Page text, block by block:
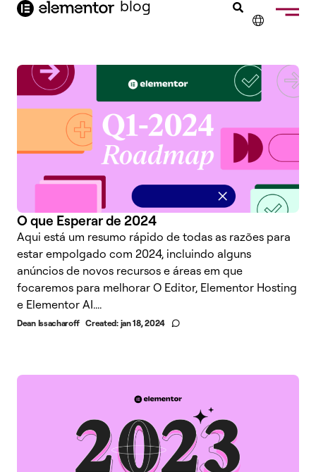
conteúdo
blog
ENGLISH
FRANÇAIS
NEDERLANDS
DEUTSCH
ITALIANO
O que Esperar de 2024
Aqui está um resumo rápido de todas as razões para
estar empolgado com 2024, incluindo alguns
anúncios de novos recursos e áreas em que
focaremos para melhorar O Editor, Elementor Hosting
e Elementor AI....
Dean Issacharoff Created: jan 18, 2024